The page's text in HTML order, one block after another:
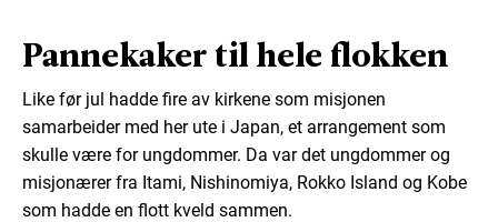
Pannekaker til hele flokken
Like før jul hadde fire av kirkene som misjonen
samarbeider med her ute i Japan, et arrangement som
skulle være for ungdommer. Da var det ungdommer og
misjonærer fra Itami, Nishinomiya, Rokko Island og Kobe
som hadde en flott kveld sammen.